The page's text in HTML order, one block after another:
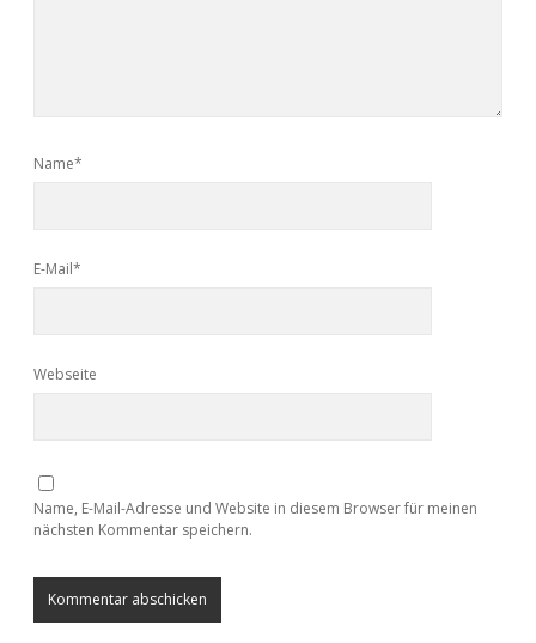
Name*
E-Mail*
Webseite
Name, E-Mail-Adresse und Website in diesem Browser für meinen
nächsten Kommentar speichern.